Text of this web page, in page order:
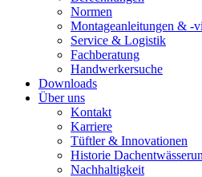
Normen
Montageanleitungen & -
Service & Logistik
Fachberatung
Handwerkersuche
Downloads
Über uns
Kontakt
Karriere
Tüftler & Innovationen
Historie
Nachhaltigkeit